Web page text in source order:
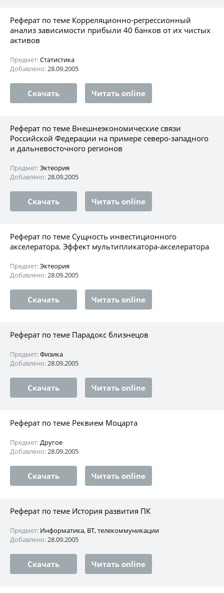
Реферат по теме Корреляционно-регрессионный
анализ зависимости прибыли 40 банков от их чистых
активов
Предмет:Статистика
Добавлено:28.09.2005
Скачать Читать online
Реферат по теме Внешнеэкономические связи
Российской Федерации на примере северо-западного
и дальневосточного регионов
Предмет:Эктеория
Добавлено:28.09.2005
Скачать Читать online
Реферат по теме Сущность инвестиционного
акселератора. Эффект мультипликатора-акселератора
Предмет:Эктеория
Добавлено:28.09.2005
Скачать Читать online
Реферат по теме Парадокс близнецов
Предмет:Физика
Добавлено:28.09.2005
Скачать Читать online
Реферат по теме Реквием Моцарта
Предмет:Другое
Добавлено:28.09.2005
Скачать Читать online
Реферат по теме История развития ПК
Предмет: Информатика, ВТ, телекоммуникации
Добавлено:28.09.2005
Скачать Читать online